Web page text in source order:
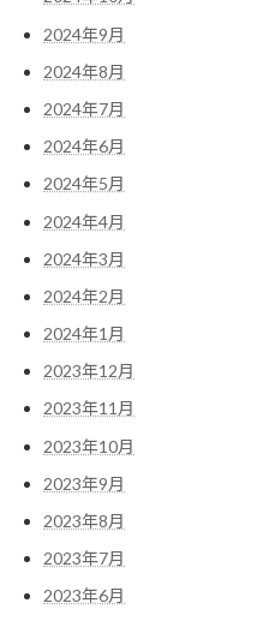
2024年9月
2024年8月
2024年7月
2024年6月
2024年5月
2024年4月
2024年3月
2024年2月
2024年1月
2023年12月
2023年11月
2023年10月
2023年9月
2023年8月
2023年7月
2023年6月